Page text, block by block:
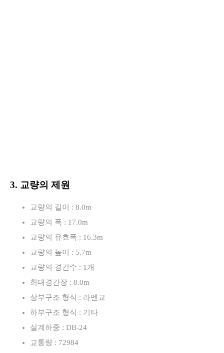
3. 교량의 제원
교량의 길이 : 8.0m
교량의 폭 : 17.0m
교량의 유효폭 : 16.3m
교량의 높이 : 5.7m
교량의 경간수 : 1개
최대경간장 : 8.0m
상부구조 형식 : 라멘교
하부구조 형식 : 기타
설계하중 : DB-24
교통량 : 72984